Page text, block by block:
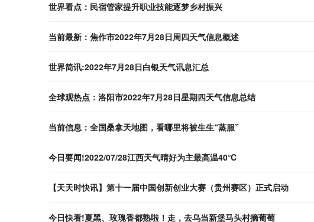
世界看点：民宿管家提升职业技能逐梦乡村振兴
当前最新：焦作市2022年7月28日周四天气信息概述
世界简讯:2022年7月28日白银天气讯息汇总
全球观热点：洛阳市2022年7月28日星期四天气信息总结
当前信息：全国桑拿天地图，看哪里将被生生“蒸服”
今日要闻!2022/07/28江西天气晴好为主最高温40℃
【天天时快讯】第十一届中国创新创业大赛（贵州赛区）正式启动
今日快看!夏黑、玫瑰香都熟啦！走，去乌当新堡马头村摘葡萄